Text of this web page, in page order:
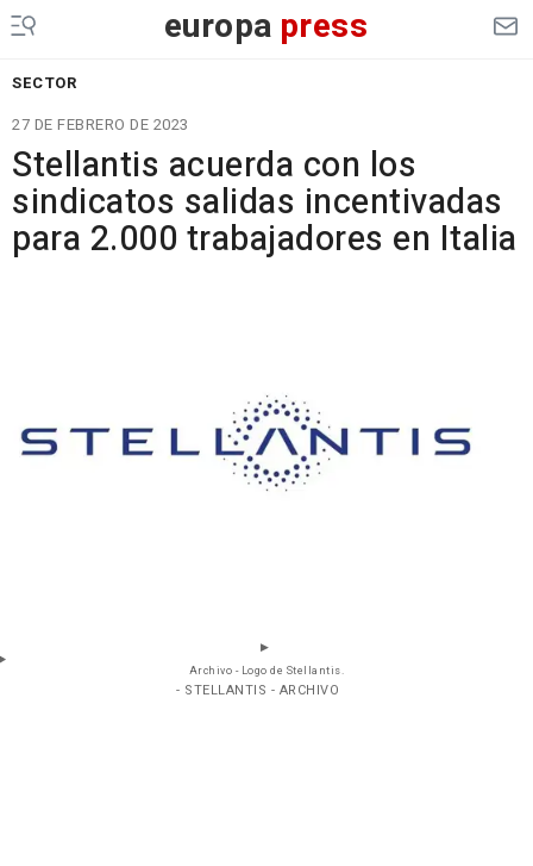
europa press
SECTOR
27 DE FEBRERO DE 2023
Stellantis acuerda con los
sindicatos salidas incentivadas
para 2.000 trabajadores en Italia
Archivo - Logo de Stellantis.
- STELLANTIS - ARCHIVO